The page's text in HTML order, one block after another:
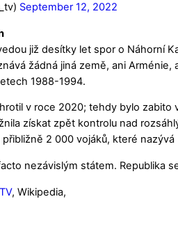
September 12, 2022
již desítky let spor o Náhorní
žádná jiná země, ani
1988-1994.
v roce 2020; tehdy bylo zabito
získat zpět kontrolu nad
2 000 vojáků, které nazývá
nezávislým státem. Republika
, Wikipedia,